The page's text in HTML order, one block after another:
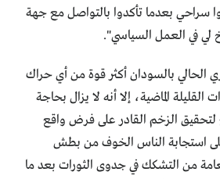
سراحي بعدما تأكدوا بالتواصل مع جهة
في العمل السياسي".
الحالي بالسودان أكثر قوة من أي حراك
الماضية، إلا أنه لا يزال بحاجة
لتحقيق الزخم القادر على فرض واقع
استجابة الناس الخوف من بطش
من التشكك في جدوى الثورات بعد ما